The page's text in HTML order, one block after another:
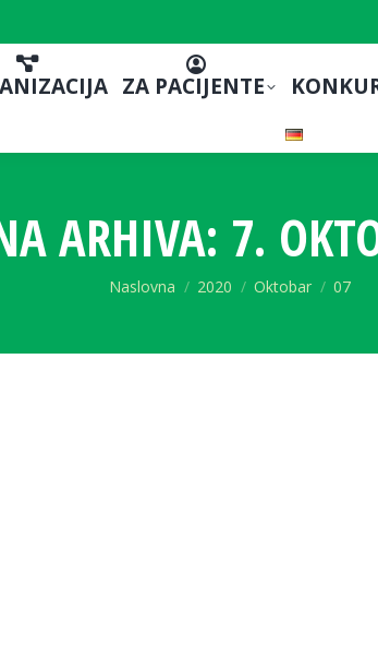
ZA PACIJENTE
ARHIVA: 7.
You are here:
Naslovna 2020 Oktobar 07